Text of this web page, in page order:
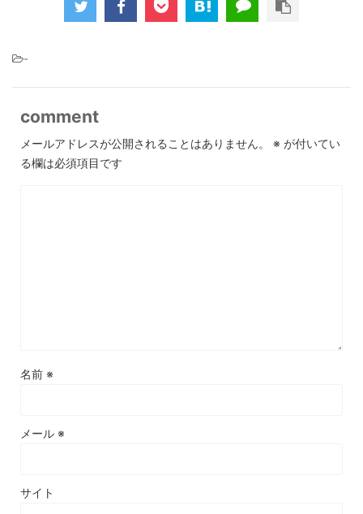
-
comment
メールアドレスが公開されることはありません。 ※ が付いてい
る欄は必須項目です
名前 ※
メール ※
サイト